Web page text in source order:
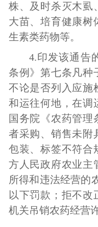
株、及时杀灭木虱
大苗、培育健康树
生素类药物等。
4.印发该通告
条例》第七条凡种
不论是否列入应施
和运往何地 ，在调
国务院《农药管理
者采购、销售未附
包装、标签不符合
方人民政府农业主
所得和违法经营的
以下罚款 ； 拒不改
机关吊销农药经营